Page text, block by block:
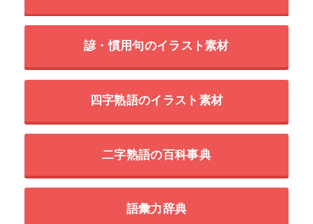
諺・慣用句のイラスト素材
四字熟語のイラスト素材
二字熟語の百科事典
語彙力辞典